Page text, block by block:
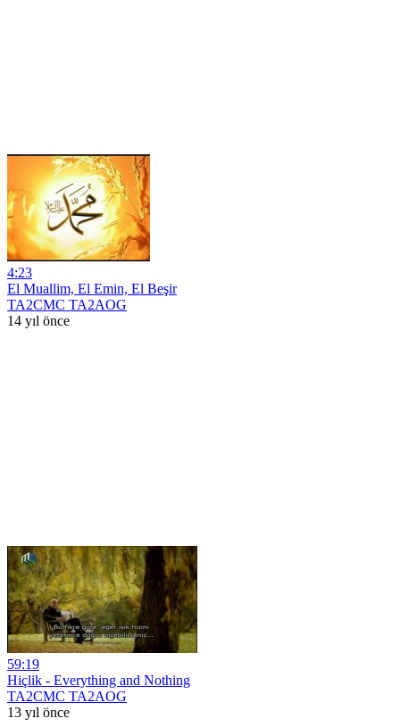
4:23
El Muallim, El Emin, El Beşir
TA2CMC TA2AOG
14 yıl önce
59:19
Hiçlik - Everything and Nothing
TA2CMC TA2AOG
13 yıl önce